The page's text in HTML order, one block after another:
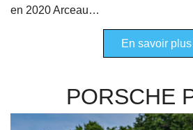
en 2020 Arceau…
En savoir plus
PORSCHE